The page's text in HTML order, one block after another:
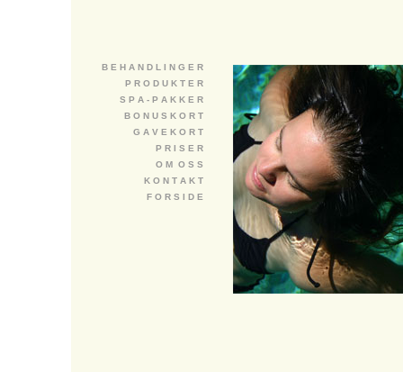
B E H A N D L I N G E R
P R O D U K T E R
S P A - P A K K E R
B O N U S K O R T
G A V E K O R T
P R I S E R
O M O S S
K O N T A K T
F O R S I D E